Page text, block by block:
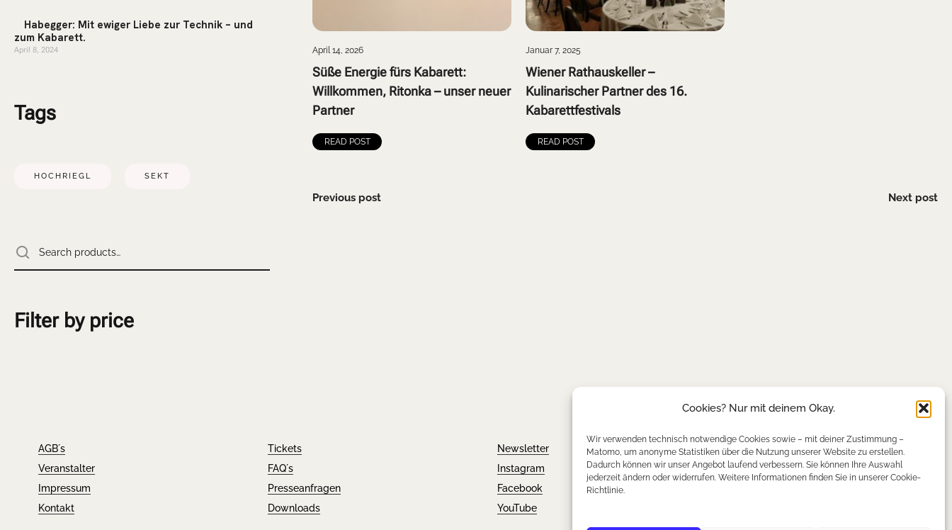
Cookies? Nur mit deinem Okay.
Wir verwenden technisch notwendige Cookies sowie – mit deiner Zustimmung –
Matomo, um anonyme Statistiken über die Nutzung unserer Website zu erstellen.
Dadurch können wir unser Angebot laufend verbessern. Sie können Ihre Auswahl
jederzeit ändern oder widerrufen. Weitere Informationen finden Sie in unserer Cookie-
Richtlinie.
April 14, 2026
Süße Energie fürs Kabarett:
Willkommen, Ritonka – unser neuer
Partner
READ POST
Januar 7, 2025
Wiener Rathauskeller –
Kulinarischer Partner des 16.
Kabarettfestivals
READ POST
Previous post Next post
Habegger: Mit ewiger Liebe zur Technik – und
zum Kabarett.
April 8, 2024
Tags
HOCHRIEGL SEKT
Filter by price
AGB´s
Veranstalter
Impressum
Kontakt
Tickets
FAQ´s
Presseanfragen
Downloads
Newsletter
Instagram
Facebook
YouTube